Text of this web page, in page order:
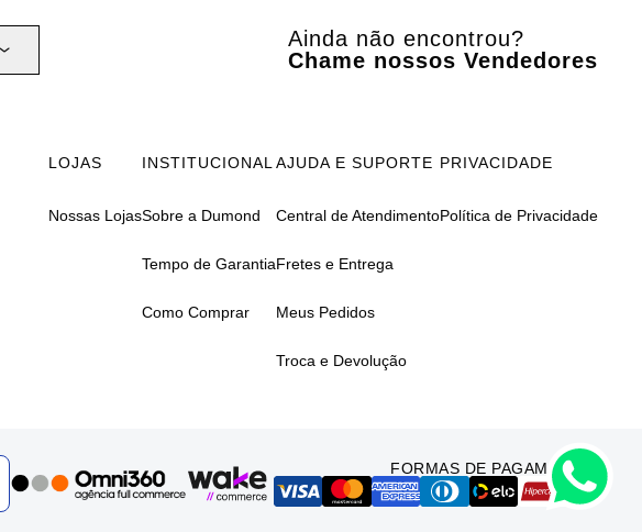
Ainda não encontrou?
Chame nossos Vendedores
LOJAS
Nossas Lojas
INSTITUCIONAL
Sobre a Dumond
Tempo de Garantia
Como Comprar
AJUDA E SUPORTE
Central de Atendimento
Fretes e Entrega
Meus Pedidos
Troca e Devolução
PRIVACIDADE
Política de Privacidade
FORMAS DE PAGAMENTO: